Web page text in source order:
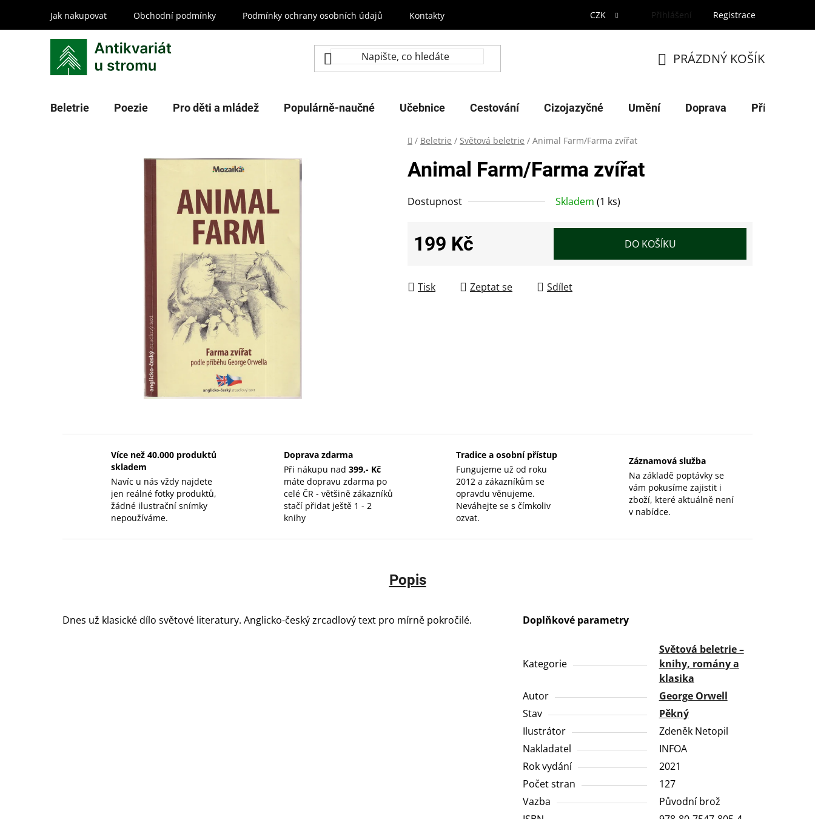
obsah
Jak nakupovat Obchodní podmínky Podmínky ochrany osobních údajů Kontakty CZK Přihlášení Registrace
KOŠÍK
PRÁZDNÝ KOŠÍK
Beletrie Poezie Pro děti a mládež Populárně-naučné Učebnice Cestování Cizojazyčné Umění Doprava Příroda
Domů
/ Beletrie / Světová beletrie / Animal Farm/Farma zvířat
Animal Farm/Farma zvířat
Dostupnost Skladem (1 ks)
199 Kč DO KOŠÍKU
Tisk Zeptat se Sdílet
Více než 40.000 produktů
skladem
Navíc u nás vždy najdete
jen reálné fotky produktů,
žádné ilustrační snímky
nepoužíváme.
Doprava zdarma
Při nákupu nad 399,- Kč
máte dopravu zdarma po
celé ČR - většině zákazníků
stačí přidat ještě 1 - 2
knihy
Tradice a osobní přístup
Fungujeme už od roku
2012 a zákazníkům se
opravdu věnujeme.
Neváhejte se s čímkoliv
ozvat.
Záznamová služba
Na základě poptávky se
vám pokusíme zajistit i
zboží, které aktuálně není
v nabídce.
Popis
Dnes už klasické dílo světové literatury. Anglicko-český zrcadlový text pro mírně pokročilé. Doplňkové parametry
Kategorie
Světová beletrie –
knihy, romány a
klasika
Autor
George Orwell
Stav
Pěkný
Ilustrátor
Zdeněk Netopil
Nakladatel
INFOA
Rok vydání
2021
Počet stran
127
Vazba
Původní brož